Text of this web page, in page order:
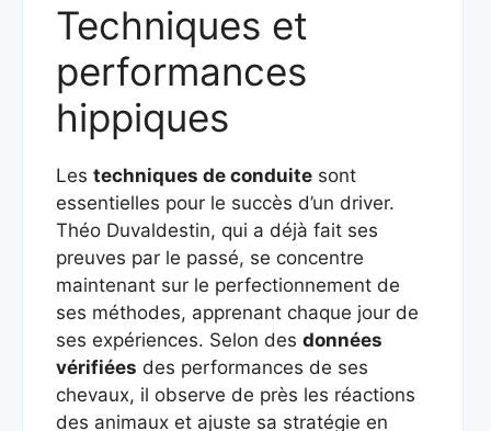
Techniques et
performances
hippiques
Les techniques de conduite sont
essentielles pour le succès d’un driver.
Théo Duvaldestin, qui a déjà fait ses
preuves par le passé, se concentre
maintenant sur le perfectionnement de
ses méthodes, apprenant chaque jour de
ses expériences. Selon des données
vérifiées des performances de ses
chevaux, il observe de près les réactions
des animaux et ajuste sa stratégie en